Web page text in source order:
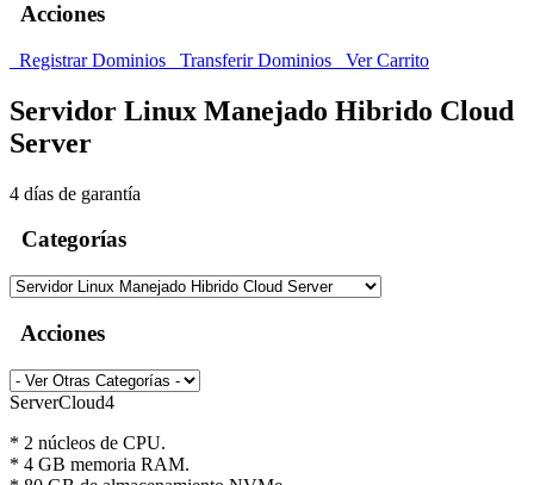
Acciones
Registrar Dominios Transferir Dominios Ver Carrito
Servidor Linux Manejado Hibrido Cloud
Server
4 días de garantía
Categorías
Acciones
ServerCloud4
* 2 núcleos de CPU.
* 4 GB memoria RAM.